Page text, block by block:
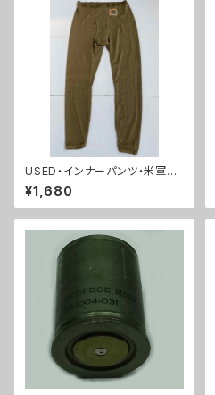
USED・インナーパンツ・米軍放
出品 FROG インナー パン
ツ ズボン(A0154)
¥1,680